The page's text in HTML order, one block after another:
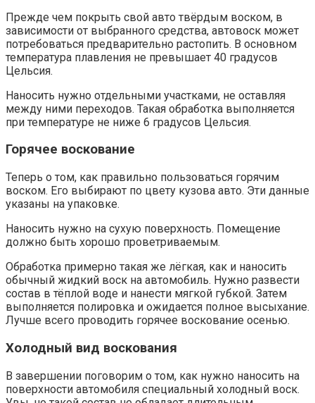
Прежде чем покрыть свой авто твёрдым воском, в
зависимости от выбранного средства, автовоск может
потребоваться предварительно растопить. В основном
температура плавления не превышает 40 градусов
Цельсия.
Наносить нужно отдельными участками, не оставляя
между ними переходов. Такая обработка выполняется
при температуре не ниже 6 градусов Цельсия.
Горячее воскование
Теперь о том, как правильно пользоваться горячим
воском. Его выбирают по цвету кузова авто. Эти данные
указаны на упаковке.
Наносить нужно на сухую поверхность. Помещение
должно быть хорошо проветриваемым.
Обработка примерно такая же лёгкая, как и наносить
обычный жидкий воск на автомобиль. Нужно развести
состав в тёплой воде и нанести мягкой губкой. Затем
выполняется полировка и ожидается полное высыхание.
Лучше всего проводить горячее воскование осенью.
Холодный вид воскования
В завершении поговорим о том, как нужно наносить на
поверхности автомобиля специальный холодный воск.